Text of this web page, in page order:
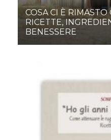
COSA CI È
RICETTE,
BENESSERE